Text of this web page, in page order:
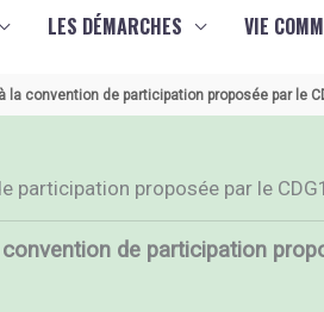
LES DÉMARCHES VIE
la convention de participation proposée par
participation proposée par le
de participation